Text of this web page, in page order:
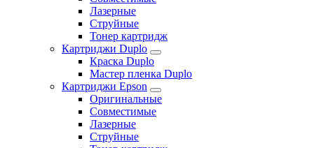
Лазерные
Струйные
Тонер картридж
Картриджи Duplo
Краска Duplo
Мастер пленка Duplo
Картриджи Epson
Оригинальные
Совместимые
Лазерные
Струйные